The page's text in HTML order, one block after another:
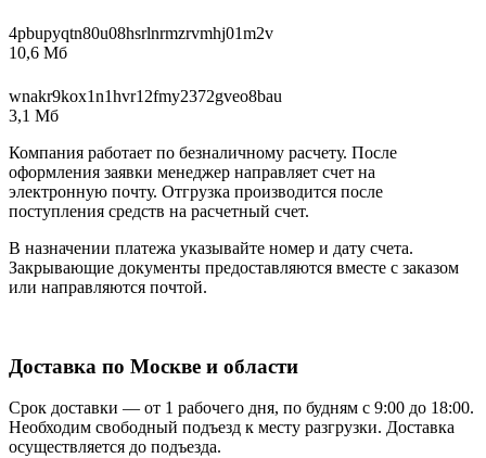
4pbupyqtn80u08hsrlnrmzrvmhj01m2v
10,6 Мб
wnakr9kox1n1hvr12fmy2372gveo8bau
3,1 Мб
Компания работает по безналичному расчету. После
оформления заявки менеджер направляет счет на
электронную почту. Отгрузка производится после
поступления средств на расчетный счет.
В назначении платежа указывайте номер и дату счета.
Закрывающие документы предоставляются вместе с заказом
или направляются почтой.
Доставка по Москве и области
Срок доставки — от 1 рабочего дня, по будням с 9:00 до 18:00.
Необходим свободный подъезд к месту разгрузки. Доставка
осуществляется до подъезда.